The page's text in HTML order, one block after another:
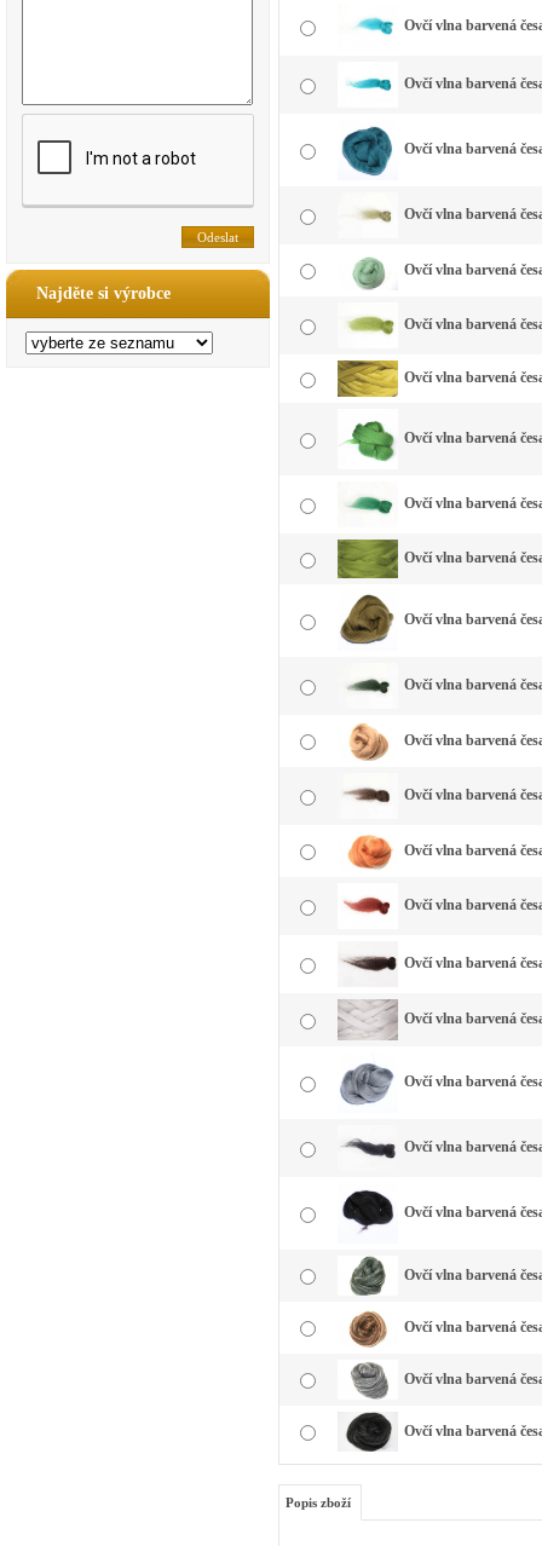
Najděte si výrobce
Ovčí vlna barvená
Ovčí vlna barvená
Ovčí vlna barvená
Ovčí vlna barvená
Ovčí vlna barvená
Ovčí vlna barvená
Ovčí vlna barvená
Ovčí vlna barvená
Ovčí vlna barvená
Ovčí vlna barvená
Ovčí vlna barvená
Ovčí vlna barvená
Ovčí vlna barvená
Ovčí vlna barvená
Ovčí vlna barvená
Ovčí vlna barvená
Ovčí vlna barvená
Ovčí vlna barvená
Ovčí vlna barvená
Ovčí vlna barvená
Ovčí vlna barvená
Ovčí vlna barvená
Ovčí vlna barvená
Ovčí vlna barvená
Ovčí vlna barvená
Popis zboží